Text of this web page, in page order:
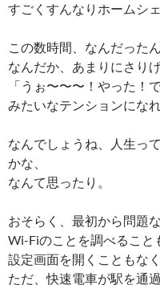
すごくすんなりホームシ
この数時間、なんだった
なんだか、あまりにさり
「うぉ〜〜〜！やった！
みたいなテンションにな
なんでしょうね、人生っ
かな、
なんて思ったり。
おそらく、最初から問題
Wi-Fiのことを調べること
設定画面を開くこともなく
ただ、快速電車が駅を通